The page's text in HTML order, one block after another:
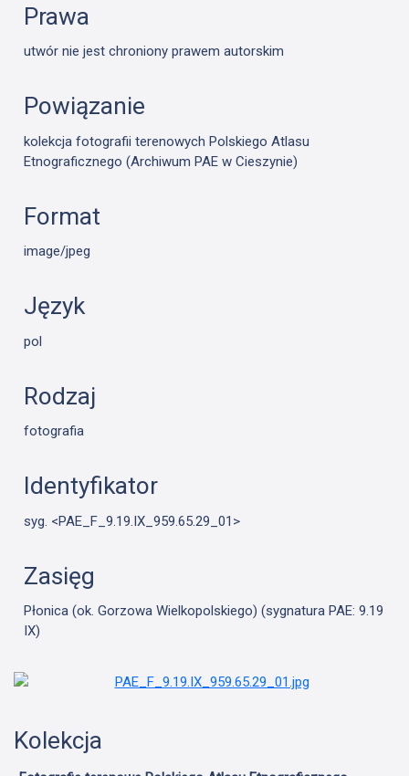
Prawa
utwór nie jest chroniony prawem autorskim
Powiązanie
kolekcja fotografii terenowych Polskiego Atlasu
Etnograficznego (Archiwum PAE w Cieszynie)
Format
image/jpeg
Język
pol
Rodzaj
fotografia
Identyfikator
syg. <PAE_F_9.19.IX_959.65.29_01>
Zasięg
Płonica (ok. Gorzowa Wielkopolskiego) (sygnatura PAE: 9.19
IX)
Kolekcja